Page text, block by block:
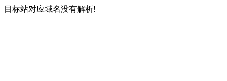
目标站对应域名没有解析!